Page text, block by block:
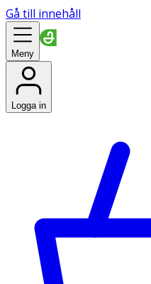
Gå till innehåll
Meny
Logga in